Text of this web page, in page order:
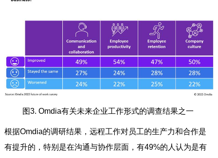
图3. Omdia有关未来企业工作形式的调查结果之一
根据Omdia的调研结果，远程工作对员工的生产力和合作是
有提升的，特别是在沟通与协作层面，有49%的人认为是有